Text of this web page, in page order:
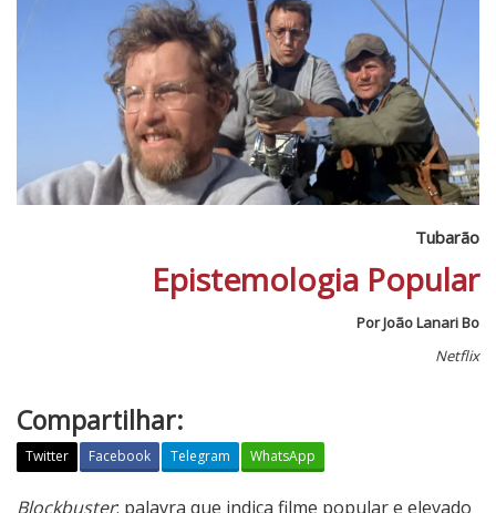
Tubarão
Epistemologia Popular
Por João Lanari Bo
Netflix
Compartilhar:
Twitter Facebook Telegram WhatsApp
T
Blockbuster: palavra que indica filme popular e elevado